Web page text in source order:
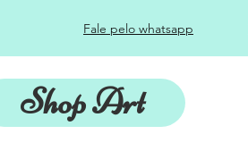
Fale pelo whatsapp
Shop Art